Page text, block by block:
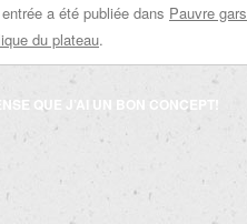
a été publiée dans Pauvre gars
du plateau.
QUE J’AI UN BON CONCEPT!